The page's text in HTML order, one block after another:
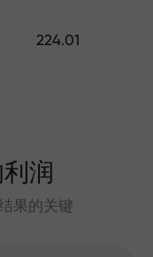
224.01
润
果的关键